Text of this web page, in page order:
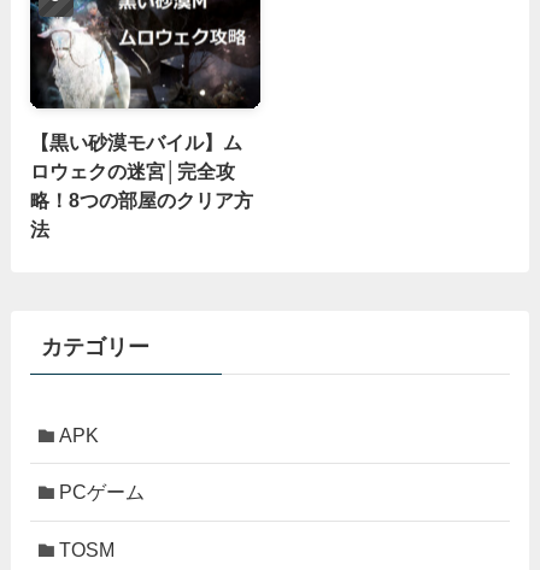
【黒い砂漠モバイル】ム
ロウェクの迷宮│完全攻
略！8つの部屋のクリア方
法
カテゴリー
APK
PCゲーム
TOSM